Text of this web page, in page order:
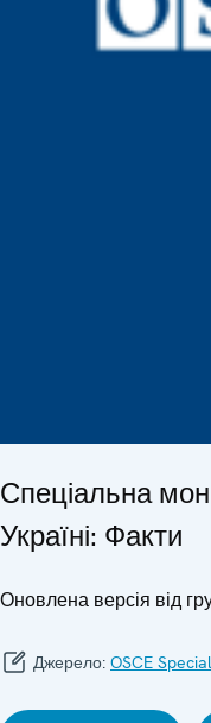
Спеціальна
Україні: Факти
Оновлена версія від
Джерело: OSCE